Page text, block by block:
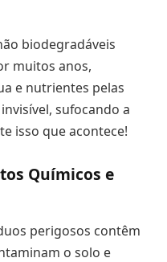
biodegradáveis
muitos anos,
e nutrientes pelas
sufocando a
isso que acontece!
Químicos e
perigosos contêm
o solo e